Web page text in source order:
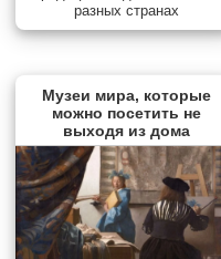
разных странах
Музеи мира, которые
можно посетить не
выходя из дома